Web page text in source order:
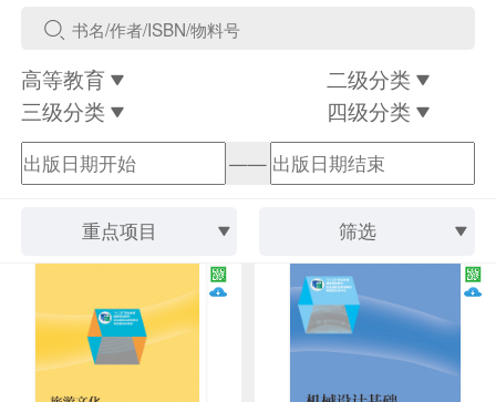
高等教育
二级分类
三级分类
四级分类
——
重点项目 筛选